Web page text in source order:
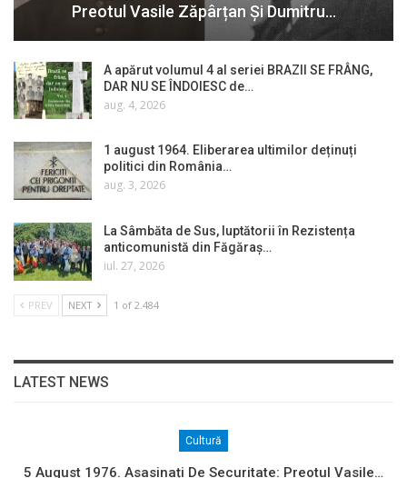
Preotul Vasile Zăpârțan Și Dumitru…
A apărut volumul 4 al seriei BRAZII SE FRÂNG,
DAR NU SE ÎNDOIESC de…
aug. 4, 2026
1 august 1964. Eliberarea ultimilor deținuți
politici din România…
aug. 3, 2026
La Sâmbăta de Sus, luptătorii în Rezistența
anticomunistă din Făgăraș…
iul. 27, 2026
PREV NEXT 1 of 2.484
LATEST NEWS
Cultură
5 August 1976. Asasinați De Securitate: Preotul Vasile…